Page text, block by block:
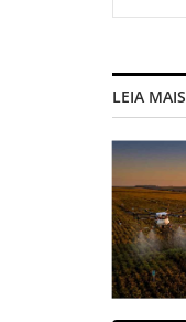
LEIA MAIS